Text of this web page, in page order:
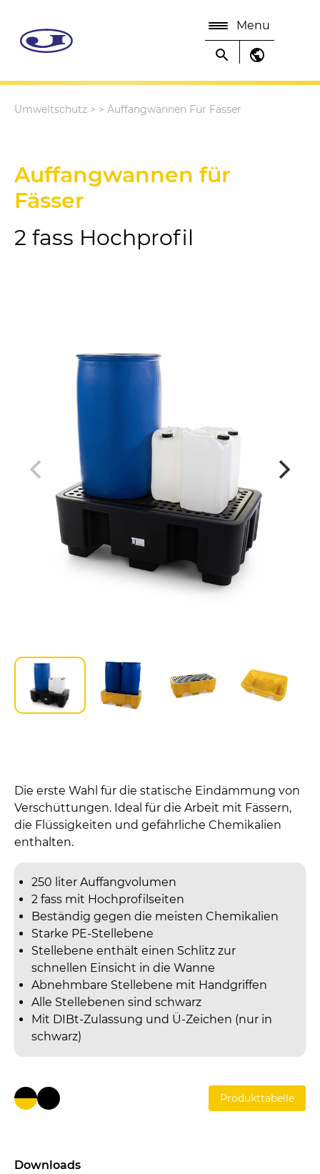
Menu
search public
Umweltschutz > > Auffangwannen Für Fässer
Auffangwannen für
Fässer
2 fass Hochprofil
Die erste Wahl für die statische Eindämmung von
Verschüttungen. Ideal für die Arbeit mit Fässern,
die Flüssigkeiten und gefährliche Chemikalien
enthalten.
250 liter Auffangvolumen
2 fass mit Hochprofilseiten
Beständig gegen die meisten Chemikalien
Starke PE-Stellebene
Stellebene enthält einen Schlitz zur
schnellen Einsicht in die Wanne
Abnehmbare Stellebene mit Handgriffen
Alle Stellebenen sind schwarz
Mit DIBt-Zulassung und Ü-Zeichen (nur in
schwarz)
Produkttabelle
Downloads